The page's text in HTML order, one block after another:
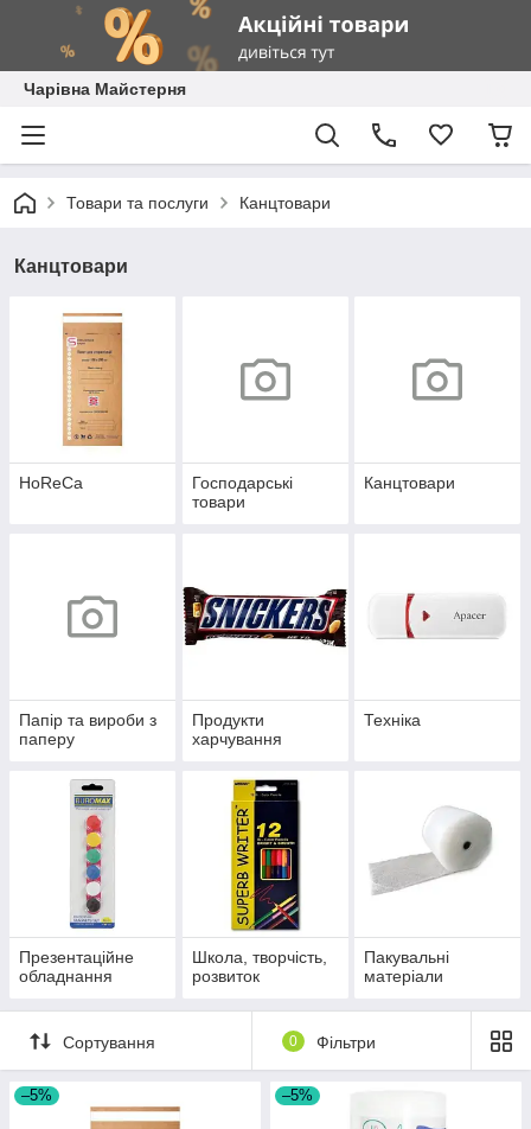
Чарівна Майстерня
Товари та послуги Канцтовари
Канцтовари
HoReCa
Господарські
товари
Канцтовари
Папір та вироби з
паперу
Продукти
харчування
Техніка
Презентаційне
обладнання
Школа, творчість,
розвиток
Пакувальні
матеріали
Сортування 0 Фільтри
–5% –5%